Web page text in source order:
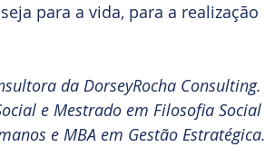
para a vida, para a realização
da DorseyRocha Consulting.
e Mestrado em Filosofia Social
e MBA em Gestão Estratégica.